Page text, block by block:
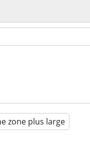
zone plus large